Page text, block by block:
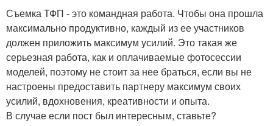
Съемка ТФП - это командная работа. Чтобы она прошла
максимально продуктивно, каждый из ее участников
должен приложить максимум усилий. Это такая же
серьезная работа, как и оплачиваемые фотосессии
моделей, поэтому не стоит за нее браться, если вы не
настроены предоставить партнеру максимум своих
усилий, вдохновения, креативности и опыта.
В случае если пост был интересным, ставьте?